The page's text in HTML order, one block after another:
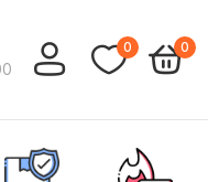
0 0